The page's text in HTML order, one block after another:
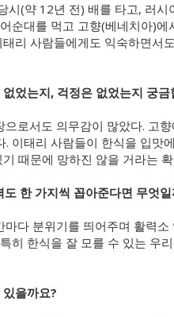
시(약 12년 전) 배를 타고, 러시
순대를 먹고 고향(베네치아)에
리 사람들에게도 익숙하면서
었는지, 걱정은 없었는지 궁금
로서도 의무감이 많았다. 고
이태리 사람들이 한식을 입맛
때문에 망하진 않을 거라는
한 가지씩 꼽아준다면 무엇일
다 분위기를 띄어주며 활력소
히 한식을 잘 모를 수 있는 우
을까요?